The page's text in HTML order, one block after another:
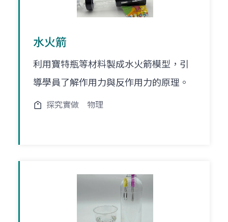
水火箭
利用寶特瓶等材料製成水火箭模型，引
導學員了解作用力與反作用力的原理。
探究實做 物理